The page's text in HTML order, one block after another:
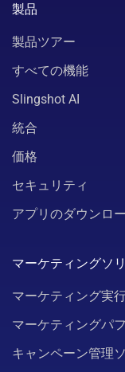
製品
製品ツアー
すべての機能
Slingshot AI
統合
価格
セキュリティ
アプリのダウンロ
マーケティングソ
マーケティング実
マーケティングパ
キャンペーン管理